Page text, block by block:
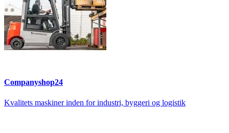
Companyshop24
Kvalitets maskiner inden for industri, byggeri og logistik